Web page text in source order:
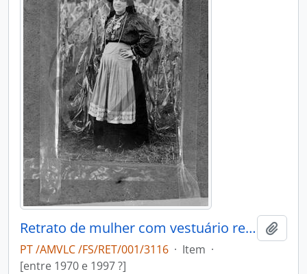
Retrato de mulher com vestuário regional
PT /AMVLC /FS/RET/001/3116 · Item ·
[entre 1970 e 1997 ?]